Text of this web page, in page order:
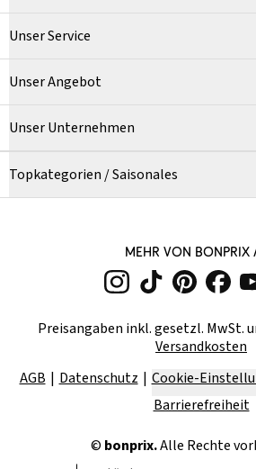
Unser Service
Unser Angebot
Unser Unternehmen
Topkategorien / Saisonales
MEHR VON BONPRIX
Preisangaben inkl. gesetzl. MwSt.
Versandkosten
AGB
Datenschutz Cookie-
Barrierefreiheit
© bonprix.Alle Rechte